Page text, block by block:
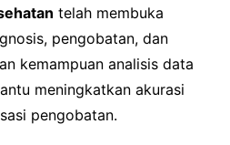
telah membuka
pengobatan, dan
kemampuan analisis data
meningkatkan akurasi
pengobatan.